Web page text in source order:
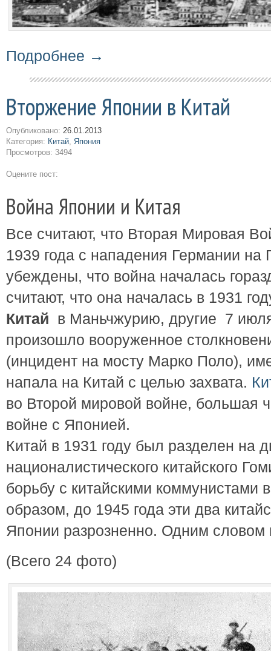
Подробнее →
Вторжение Японии в Китай
Опубликовано: 26.01.2013
Категория: Китай Япония
Просмотров: 3494
Оцените пост:
Война Японии и Китая
Все считают, что Вторая Мировая
1939 года с нападения Германии
убеждены, что война началась
считают, что она началась в 1931
Китай в Маньчжурию, другие 7
произошло вооруженное
(инцидент на мосту Марко Поло),
напала на Китай с целью захвата.
во Второй мировой войне, большая
войне с Японией.
Китай в 1931 году был разделен на
националистического китайского
борьбу с китайскими коммунистами
образом, до 1945 года эти два
Японии разрозненно. Одним
(Всего 24 фото)